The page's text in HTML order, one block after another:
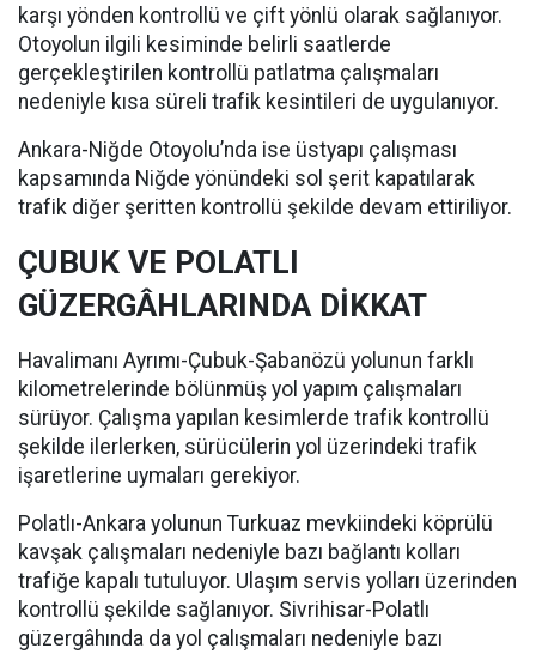
karşı yönden kontrollü ve çift yönlü olarak sağlanıyor.
Otoyolun ilgili kesiminde belirli saatlerde
gerçekleştirilen kontrollü patlatma çalışmaları
nedeniyle kısa süreli trafik kesintileri de uygulanıyor.
Ankara-Niğde Otoyolu’nda ise üstyapı çalışması
kapsamında Niğde yönündeki sol şerit kapatılarak
trafik diğer şeritten kontrollü şekilde devam ettiriliyor.
ÇUBUK VE POLATLI
GÜZERGÂHLARINDA DİKKAT
Havalimanı Ayrımı-Çubuk-Şabanözü yolunun farklı
kilometrelerinde bölünmüş yol yapım çalışmaları
sürüyor. Çalışma yapılan kesimlerde trafik kontrollü
şekilde ilerlerken, sürücülerin yol üzerindeki trafik
işaretlerine uymaları gerekiyor.
Polatlı-Ankara yolunun Turkuaz mevkiindeki köprülü
kavşak çalışmaları nedeniyle bazı bağlantı kolları
trafiğe kapalı tutuluyor. Ulaşım servis yolları üzerinden
kontrollü şekilde sağlanıyor. Sivrihisar-Polatlı
güzergâhında da yol çalışmaları nedeniyle bazı